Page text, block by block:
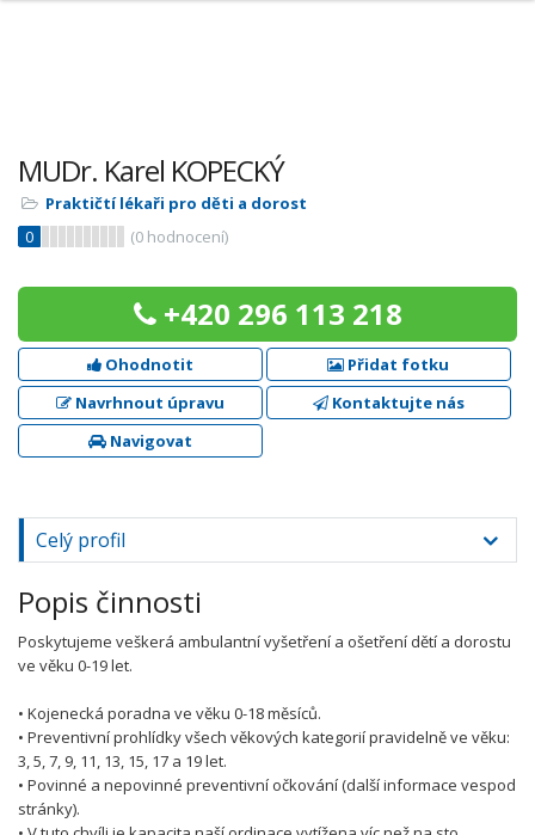
MUDr. Karel KOPECKÝ
Praktičtí lékaři pro děti a dorost
0
(0 hodnocení)
+420 296 113 218
Ohodnotit
Přidat fotku
Navrhnout úpravu
Kontaktujte nás
Navigovat
Celý profil
Popis činnosti
Poskytujeme veškerá ambulantní vyšetření a ošetření dětí a dorostu
ve věku 0-19 let.
• Kojenecká poradna ve věku 0-18 měsíců.
• Preventivní prohlídky všech věkových kategorií pravidelně ve věku:
3, 5, 7, 9, 11, 13, 15, 17 a 19 let.
• Povinné a nepovinné preventivní očkování (další informace vespod
stránky).